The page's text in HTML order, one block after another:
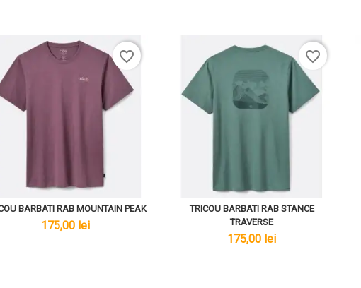
BARBATI RAB MOUNTAIN PEAK
lei
175,00 lei
favorite_border
TRICOU BARBATI RAB STANCE
TRAVERSE
lei
175,00 lei
favorite_border